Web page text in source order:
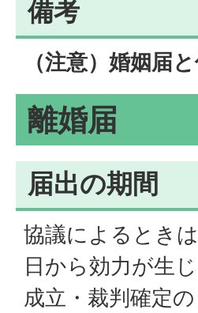
備考
（注意）婚姻届
離婚届
届出の期間
協議によるとき
日から効力が生
成立・裁判確定